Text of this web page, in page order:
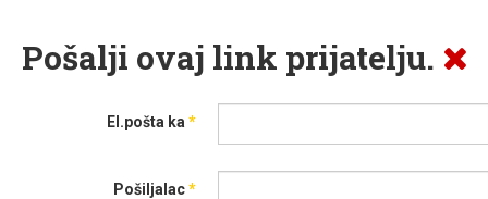
Pošalji ovaj link prijatelju.
El.pošta ka *
Pošiljalac*